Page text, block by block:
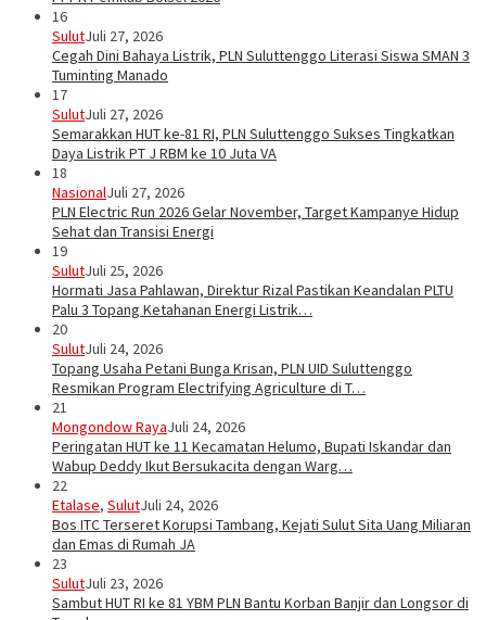
16
SulutJuli 27, 2026
Cegah Dini Bahaya Listrik, PLN Suluttenggo Literasi Siswa SMAN 3
Tuminting Manado
17
SulutJuli 27, 2026
Semarakkan HUT ke-81 RI, PLN Suluttenggo Sukses Tingkatkan
Daya Listrik PT J RBM ke 10 Juta VA
18
NasionalJuli 27, 2026
PLN Electric Run 2026 Gelar November, Target Kampanye Hidup
Sehat dan Transisi Energi
19
SulutJuli 25, 2026
Hormati Jasa Pahlawan, Direktur Rizal Pastikan Keandalan PLTU
Palu 3 Topang Ketahanan Energi Listrik…
20
SulutJuli 24, 2026
Topang Usaha Petani Bunga Krisan, PLN UID Suluttenggo
Resmikan Program Electrifying Agriculture di T…
21
Mongondow RayaJuli 24, 2026
Peringatan HUT ke 11 Kecamatan Helumo, Bupati Iskandar dan
Wabup Deddy Ikut Bersukacita dengan Warg…
22
Etalase, SulutJuli 24, 2026
Bos ITC Terseret Korupsi Tambang, Kejati Sulut Sita Uang Miliaran
dan Emas di Rumah JA
23
SulutJuli 23, 2026
Sambut HUT RI ke 81 YBM PLN Bantu Korban Banjir dan Longsor di